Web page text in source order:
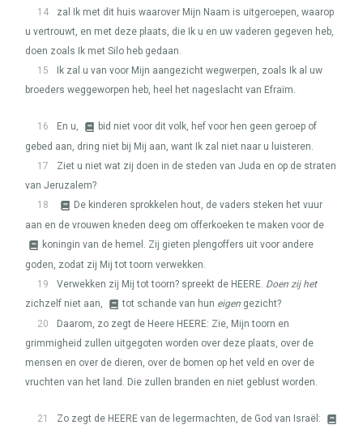
14
zal Ik met dit huis waarover Mijn Naam is uitgeroepen, waarop
u vertrouwt, en met deze plaats, die Ik u en uw vaderen gegeven heb,
doen zoals Ik met Silo heb gedaan.
15
Ik zal u van voor Mijn aangezicht wegwerpen, zoals Ik al uw
broeders weggeworpen heb, heel het nageslacht van Efraïm.
16 En u,
bid niet voor dit volk, hef voor hen geen geroep of
gebed aan, dring niet bij Mij aan, want Ik zal niet naar u luisteren.
17
Ziet u niet wat zij doen in de steden van Juda en op de straten
van Jeruzalem?
18
De kinderen sprokkelen hout, de vaders steken het vuur
aan en de vrouwen kneden deeg om offerkoeken te maken voor de
koningin van de hemel. Zij gieten plengoffers uit voor andere
goden, zodat zij Mij tot toorn verwekken.
19
Verwekken zij Mij tot toorn? spreekt de HEERE. Doen zij het
zichzelf niet aan,
tot schande van hun eigen gezicht?
20
Daarom, zo zegt de Heere HEERE: Zie, Mijn toorn en
grimmigheid zullen uitgegoten worden over deze plaats, over de
mensen en over de dieren, over de bomen op het veld en over de
vruchten van het land. Die zullen branden en niet geblust worden.
21 Zo zegt de HEERE van de legermachten, de God van Israël: